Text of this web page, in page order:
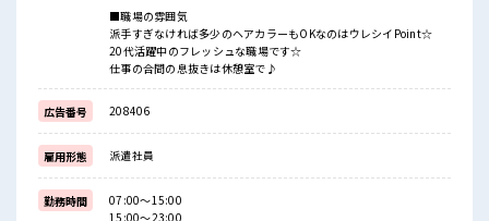
■職場の雰囲気
派手すぎなければ多少のヘアカラーもOKなのはウレシイPoint☆
20代活躍中のフレッシュな職場です☆
仕事の合間の息抜きは休憩室で♪
広告番号 208406
雇用形態 派遣社員
勤務時間
07:00～15:00
15:00～23:00